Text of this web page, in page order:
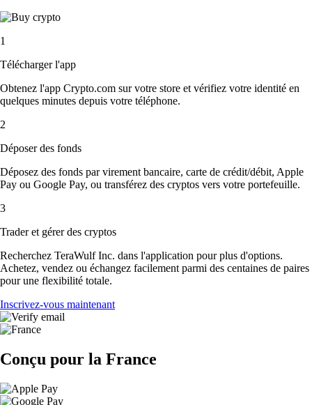
1
Télécharger l'app
Obtenez l'app Crypto.com sur votre store et vérifiez votre identité en
quelques minutes depuis votre téléphone.
2
Déposer des fonds
Déposez des fonds par virement bancaire, carte de crédit/débit, Apple
Pay ou Google Pay, ou transférez des cryptos vers votre portefeuille.
3
Trader et gérer des cryptos
Recherchez TeraWulf Inc. dans l'application pour plus d'options.
Achetez, vendez ou échangez facilement parmi des centaines de paires
pour une flexibilité totale.
Inscrivez-vous maintenant
Conçu pour la France